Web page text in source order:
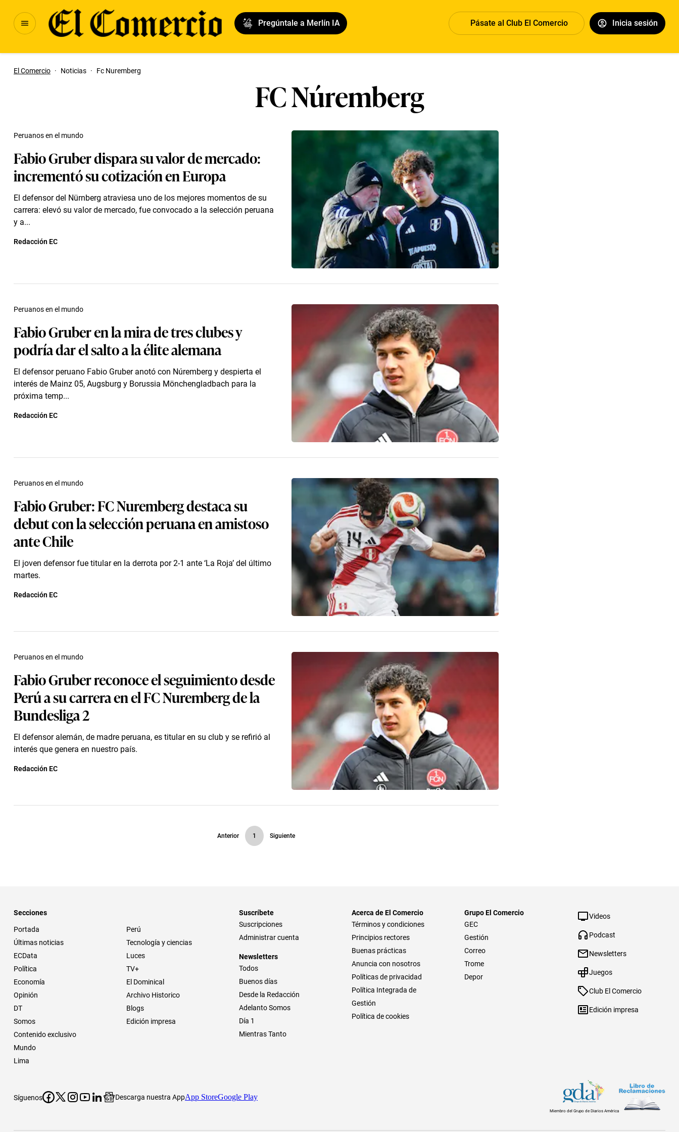
Pregúntale a Merlín IA Pásate al Club El Comercio Inicia sesión
El Comercio · Noticias · Fc Nuremberg
FC Núremberg
Fabio Gruber dispara su valor de mercado:
incrementó su cotización en Europa
El defensor del Nürnberg atraviesa uno de los mejores momentos de su
carrera: elevó su valor de mercado, fue convocado a la selección peruana
y a...
Peruanos en el mundo
Redacción EC
Fabio Gruber en la mira de tres clubes y
podría dar el salto a la élite alemana
El defensor peruano Fabio Gruber anotó con Núremberg y despierta el
interés de Mainz 05, Augsburg y Borussia Mönchengladbach para la
próxima temp...
Peruanos en el mundo
Redacción EC
Fabio Gruber: FC Nuremberg destaca su
debut con la selección peruana en amistoso
ante Chile
El joven defensor fue titular en la derrota por 2-1 ante ‘La Roja’ del último
martes.
Peruanos en el mundo
Redacción EC
Fabio Gruber reconoce el seguimiento desde
Perú a su carrera en el FC Nuremberg de la
Bundesliga 2
El defensor alemán, de madre peruana, es titular en su club y se refirió al
interés que genera en nuestro país.
Peruanos en el mundo
Redacción EC
Anterior 1 Siguiente
Secciones
Portada
Últimas noticias
ECData
Política
Economía
Opinión
DT
Somos
Contenido exclusivo
Mundo
Lima
Perú
Tecnología y ciencias
Luces
TV+
El Dominical
Archivo Historico
Blogs
Edición impresa
Suscríbete
Suscripciones
Administrar cuenta
Newsletters
Todos
Buenos días
Desde la Redacción
Adelanto Somos
Día 1
Mientras Tanto
Acerca de El Comercio
Términos y condiciones
Principios rectores
Buenas prácticas
Anuncia con nosotros
Políticas de privacidad
Política Integrada de
Gestión
Política de cookies
Grupo El Comercio
GEC
Gestión
Correo
Trome
Depor
Videos
Podcast
Newsletters
Juegos
Club El Comercio
Edición impresa
Síguenos Descarga nuestra AppApp StoreGoogle Play
Miembro del Grupo de Diarios América